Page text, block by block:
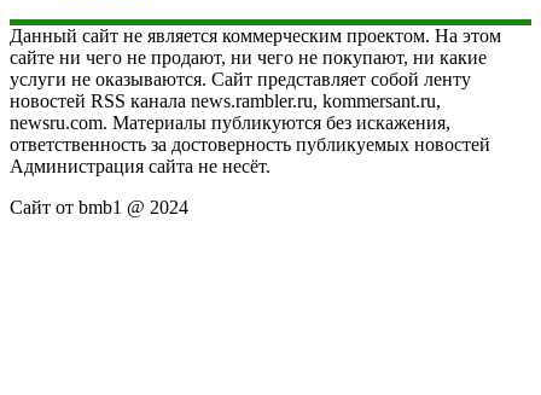
Данный сайт не является коммерческим проектом. На этом
сайте ни чего не продают, ни чего не покупают, ни какие
услуги не оказываются. Сайт представляет собой ленту
новостей RSS канала news.rambler.ru, kommersant.ru,
newsru.com. Материалы публикуются без искажения,
ответственность за достоверность публикуемых новостей
Администрация сайта не несёт.
Сайт от bmb1 @ 2024